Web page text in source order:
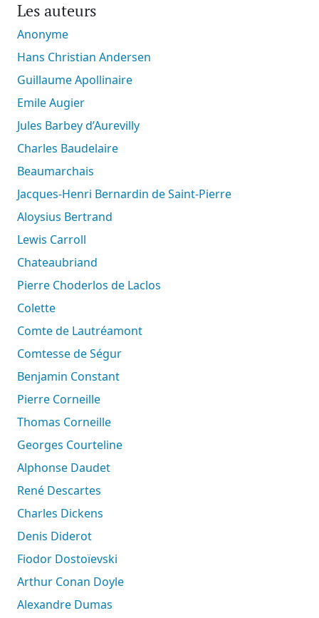
Les auteurs
Anonyme
Hans Christian Andersen
Guillaume Apollinaire
Emile Augier
Jules Barbey d’Aurevilly
Charles Baudelaire
Beaumarchais
Jacques-Henri Bernardin de Saint-Pierre
Aloysius Bertrand
Lewis Carroll
Chateaubriand
Pierre Choderlos de Laclos
Colette
Comte de Lautréamont
Comtesse de Ségur
Benjamin Constant
Pierre Corneille
Thomas Corneille
Georges Courteline
Alphonse Daudet
René Descartes
Charles Dickens
Denis Diderot
Fiodor Dostoïevski
Arthur Conan Doyle
Alexandre Dumas